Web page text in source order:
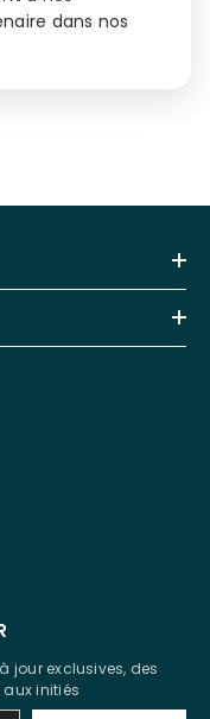
dans nos
jour exclusives, des
initiés